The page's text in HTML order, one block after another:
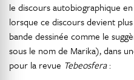
le discours autobiographique
lorsque ce discours devient
bande dessinée comme le
sous le nom de Marika), dans
pour la revue Tebeosfera: